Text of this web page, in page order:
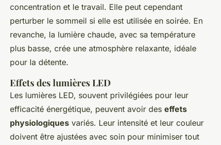
concentration et le travail. Elle peut cependant
perturber le sommeil si elle est utilisée en soirée. En
revanche, la lumière chaude, avec sa température
plus basse, crée une atmosphère relaxante, idéale
pour la détente.
Effets des lumières LED
Les lumières LED, souvent privilégiées pour leur
efficacité énergétique, peuvent avoir des effets
physiologiques variés. Leur intensité et leur couleur
doivent être ajustées avec soin pour minimiser tout